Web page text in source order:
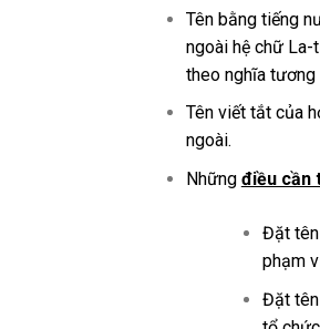
Tên bằng tiếng
ngoài hệ chữ La-
theo nghĩa
Tên viết tắt của
ngoài.
Những điều cần
Đặt tên
phạm
Đặt tên